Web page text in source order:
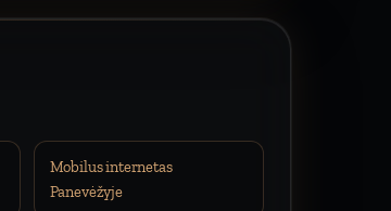
Mobilus internetas
Panevėžyje